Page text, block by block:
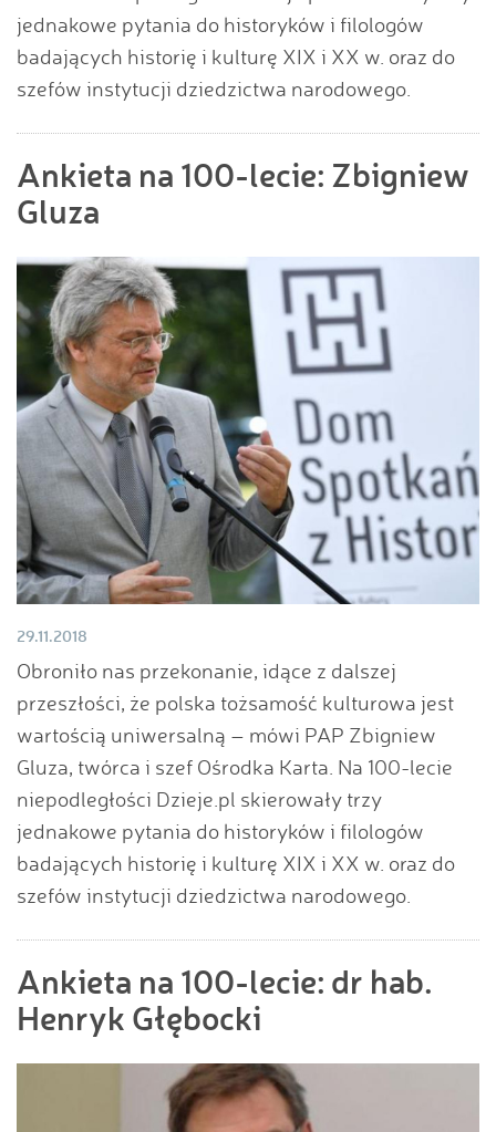
jednakowe pytania do historyków i filologów
badających historię i kulturę XIX i XX w. oraz do
szefów instytucji dziedzictwa narodowego.
Ankieta na 100-lecie: Zbigniew
Gluza
29.11.2018
Obroniło nas przekonanie, idące z dalszej
przeszłości, że polska tożsamość kulturowa jest
wartością uniwersalną – mówi PAP Zbigniew
Gluza, twórca i szef Ośrodka Karta. Na 100-lecie
niepodległości Dzieje.pl skierowały trzy
jednakowe pytania do historyków i filologów
badających historię i kulturę XIX i XX w. oraz do
szefów instytucji dziedzictwa narodowego.
Ankieta na 100-lecie: dr hab.
Henryk Głębocki